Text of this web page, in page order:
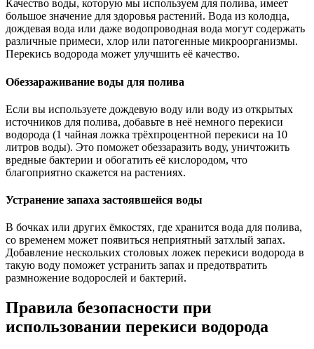
Качество воды, которую мы используем для полива, имеет
большое значение для здоровья растений. Вода из колодца,
дождевая вода или даже водопроводная вода могут содержать
различные примеси, хлор или патогенные микроорганизмы.
Перекись водорода может улучшить её качество.
Обеззараживание воды для полива
Если вы используете дождевую воду или воду из открытых
источников для полива, добавьте в неё немного перекиси
водорода (1 чайная ложка трёхпроцентной перекиси на 10
литров воды). Это поможет обеззаразить воду, уничтожить
вредные бактерии и обогатить её кислородом, что
благоприятно скажется на растениях.
Устранение запаха застоявшейся воды
В бочках или других ёмкостях, где хранится вода для полива,
со временем может появиться неприятный затхлый запах.
Добавление нескольких столовых ложек перекиси водорода в
такую воду поможет устранить запах и предотвратить
размножение водорослей и бактерий.
Правила безопасности при
использовании перекиси водорода